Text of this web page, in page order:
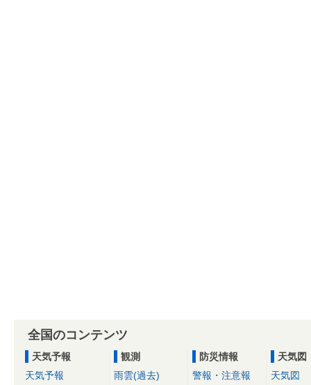
全国のコンテンツ
天気予報
天気予報
観測
雨雲(過去)
防災情報
警報・注意報
天気図
天気図